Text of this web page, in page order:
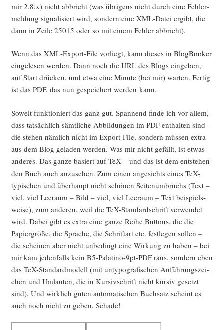
mir 2.8.x) nicht abbricht (was übri­gens nicht durch eine Feh­ler­
mel­dung signa­li­siert wird, son­dern eine XML-Datei ergibt, die
dann in Zei­le 25015 oder so mit einem Feh­ler abbricht).
Wenn das XML-Export-File vor­liegt, kann die­ses in Blog­Boo­ker
ein­ge­le­sen wer­den. Dann noch die URL des Blogs ein­ge­ben,
auf Start drü­cken, und etwa eine Minu­te (bei mir) war­ten. Fer­tig
ist das PDF, das nun gespei­chert wer­den kann.
Soweit funk­tio­niert das ganz gut. Span­nend fin­de ich vor allem,
dass tat­säch­lich sämt­li­che Abbil­dun­gen im PDF ent­hal­ten sind –
die ste­hen näm­lich nicht im Export-File, son­dern müs­sen extra
aus dem Blog gela­den wer­den. Was mir nicht gefällt, ist etwas
ande­res. Das gan­ze basiert auf TeX – und das ist dem ent­ste­hen­
den Buch auch anzu­se­hen. Zum einen ange­sichts eines TeX-
typi­schen und über­haupt nicht schö­nen Sei­ten­um­bruchs (Text –
viel, viel Lee­raum – Bild – viel, viel Lee­raum – Text bei­spiels­
wei­se), zum ande­ren, weil die TeX-Stan­dard­schrift ver­wen­det
wird. Dabei gibt es extra eine gan­ze Rei­he But­tons, die die
Papier­grö­ße, die Spra­che, die Schrift­art etc. fest­le­gen sol­len –
die schei­nen aber nicht unbe­dingt eine Wir­kung zu haben – bei
mir kam jeden­falls kein B5-Pala­ti­no-9pt-PDF raus, son­dern eben
das TeX-Stan­dard­mo­dell (mit unty­po­gra­fi­schen Anfüh­rungs­zei­
chen und Umlau­ten, die in Kur­siv­schrift nicht kur­siv gesetzt
sind). Und wirk­lich guten auto­ma­ti­schen Buch­satz scheint es
auch noch nicht zu geben. Schade!